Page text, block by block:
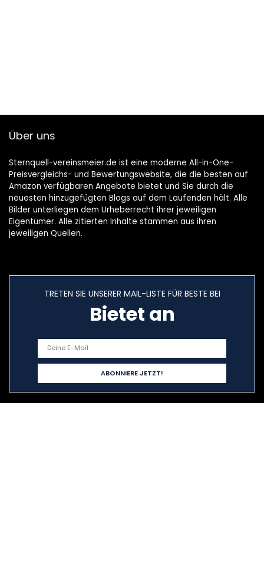
Über uns
Sternquell-vereinsmeier.de ist eine moderne All-in-One-
Preisvergleichs- und Bewertungswebsite, die die besten auf
Amazon verfügbaren Angebote bietet und Sie durch die
neuesten hinzugefügten Blogs auf dem Laufenden hält. Alle
Bilder unterliegen dem Urheberrecht ihrer jeweiligen
Eigentümer. Alle zitierten Inhalte stammen aus ihren
jeweiligen Quellen.
TRETEN SIE UNSERER MAIL-LISTE FÜR BESTE BEI
Bietet an